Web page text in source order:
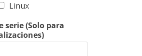
Linux
serie (Solo para